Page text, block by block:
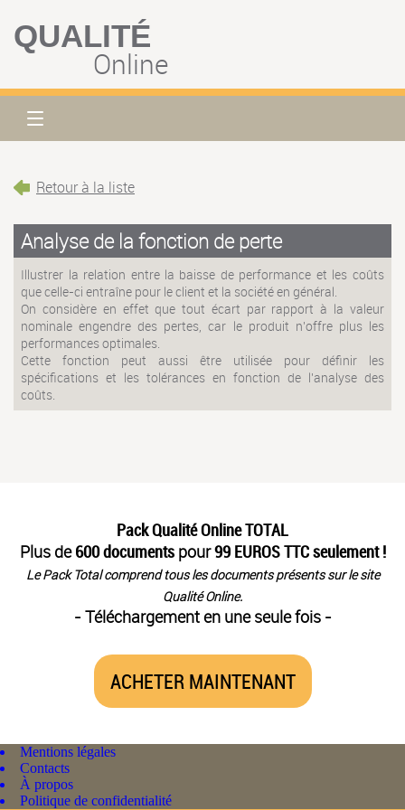
QUALITÉ
Online
Retour à la liste
Analyse de la fonction de perte
Illustrer la relation entre la baisse de performance et les coûts
que celle-ci entraîne pour le client et la société en général.
On considère en effet que tout écart par rapport à la valeur
nominale engendre des pertes, car le produit n'offre plus les
performances optimales.
Cette fonction peut aussi être utilisée pour définir les
spécifications et les tolérances en fonction de l'analyse des
coûts.
Pack Qualité Online TOTAL
Plus de600 documentspour99 EUROS TTC seulement !
Le Pack Total comprend tous les documents présents sur le site
Qualité Online.
- Téléchargement en une seule fois -
ACHETER MAINTENANT
Mentions légales
Contacts
À propos
Politique de confidentialité